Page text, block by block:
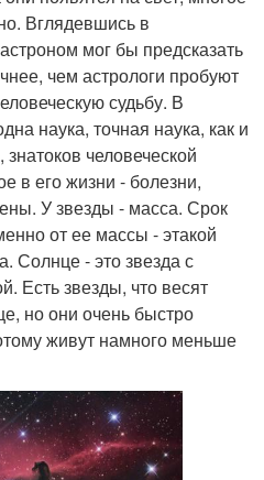
Вглядевшись в
мог бы предсказать
чем астрологи пробуют
судьбу. В
наука, точная наука, как и
человеческой
в его жизни - болезни,
У звезды - масса. Срок
от ее массы - этакой
Солнце - это звезда с
Есть звезды, что весят
но они очень быстро
живут намного меньше